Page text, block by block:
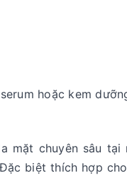
hoặc kem
mặt chuyên sâu tại
biệt thích hợp